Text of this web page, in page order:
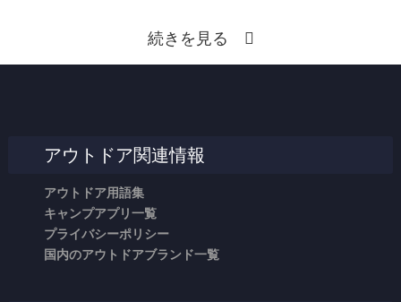
続きを見る
アウトドア関連情報
アウトドア用語集
キャンプアプリ一覧
プライバシーポリシー
国内のアウトドアブランド一覧